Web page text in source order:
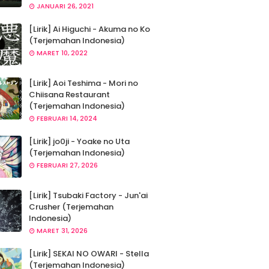
JANUARI 26, 2021
[Lirik] Ai Higuchi - Akuma no Ko
(Terjemahan Indonesia)
MARET 10, 2022
[Lirik] Aoi Teshima - Mori no
Chiisana Restaurant
(Terjemahan Indonesia)
FEBRUARI 14, 2024
[Lirik] jo0ji - Yoake no Uta
(Terjemahan Indonesia)
FEBRUARI 27, 2026
[Lirik] Tsubaki Factory - Jun'ai
Crusher (Terjemahan
Indonesia)
MARET 31, 2026
[Lirik] SEKAI NO OWARI - Stella
(Terjemahan Indonesia)